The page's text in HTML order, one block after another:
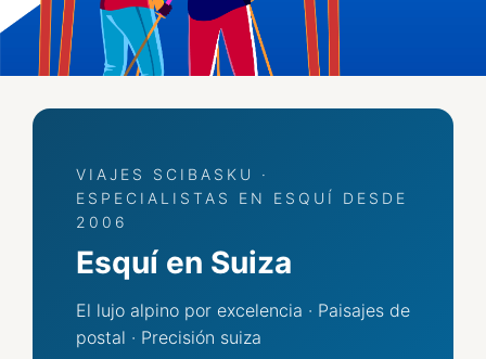
VIAJES SCIBASKU ·
ESPECIALISTAS EN ESQUÍ DESDE
2006
Esquí en Suiza
El lujo alpino por excelencia · Paisajes de
postal · Precisión suiza